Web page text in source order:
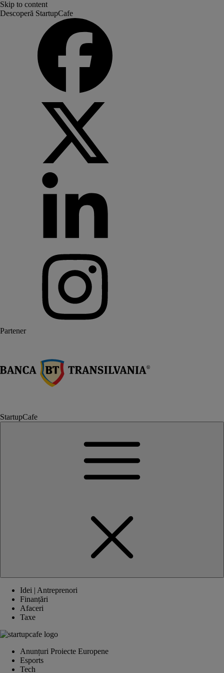
Skip to content
Descoperă StartupCafe
Partener
StartupCafe
Idei | Antreprenori
Finanțări
Afaceri
Taxe
Anunțuri Proiecte Europene
Esports
Tech